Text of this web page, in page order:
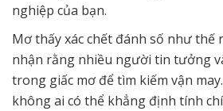
nghiệp của bạn.
Mơ thấy xác chết đánh số như thế
nhận rằng nhiều người tin tưởng
trong giấc mơ để tìm kiếm vận
không ai có thể khẳng định tính